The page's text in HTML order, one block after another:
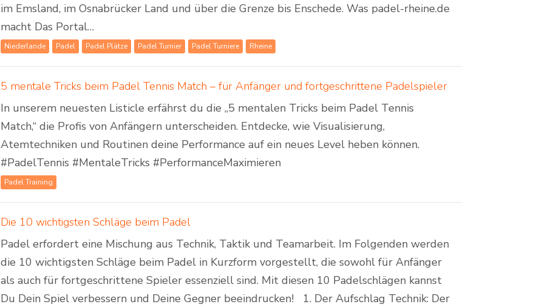
im Emsland, im Osnabrücker Land und über die Grenze bis Enschede. Was padel-rheine.de
macht Das Portal…
Niederlande Padel Padel Plätze Padel Turnier Padel Turniere Rheine
5 mentale Tricks beim Padel Tennis Match – für Anfänger und fortgeschrittene Padelspieler
In unserem neuesten Listicle erfährst du die „5 mentalen Tricks beim Padel Tennis
Match,“ die Profis von Anfängern unterscheiden. Entdecke, wie Visualisierung,
Atemtechniken und Routinen deine Performance auf ein neues Level heben können.
#PadelTennis #MentaleTricks #PerformanceMaximieren
Padel Training
Die 10 wichtigsten Schläge beim Padel
Padel erfordert eine Mischung aus Technik, Taktik und Teamarbeit. Im Folgenden werden
die 10 wichtigsten Schläge beim Padel in Kurzform vorgestellt, die sowohl für Anfänger
als auch für fortgeschrittene Spieler essenziell sind. Mit diesen 10 Padelschlägen kannst
Du Dein Spiel verbessern und Deine Gegner beeindrucken! 1. Der Aufschlag Technik: Der